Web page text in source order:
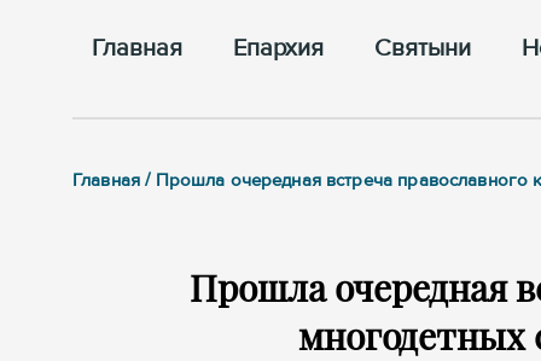
Главная Епархия Cвятыни
Главная / Прошла очередная встреча православного
Прошла очередная
многодетных